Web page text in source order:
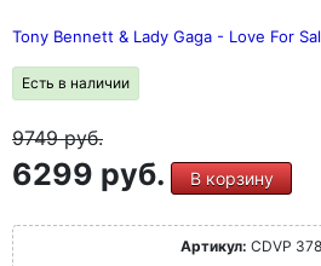
Tony Bennett & Lady Gaga - Love For
Есть в наличии
9749руб.
6299 руб. В корзину
Артикул: CDVP